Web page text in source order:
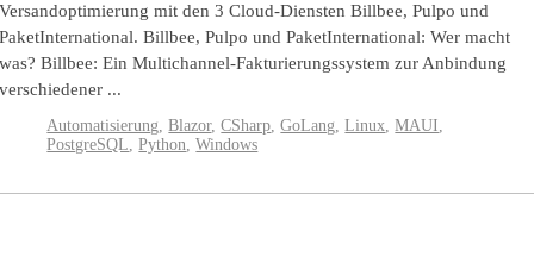
Versandoptimierung mit den 3 Cloud-Diensten Billbee, Pulpo und
PaketInternational. Billbee, Pulpo und PaketInternational: Wer macht
was? Billbee: Ein Multichannel-Fakturierungssystem zur Anbindung
verschiedener ...
Automatisierung,Blazor,CSharp,GoLang,Linux,MAUI,
PostgreSQL,Python,Windows